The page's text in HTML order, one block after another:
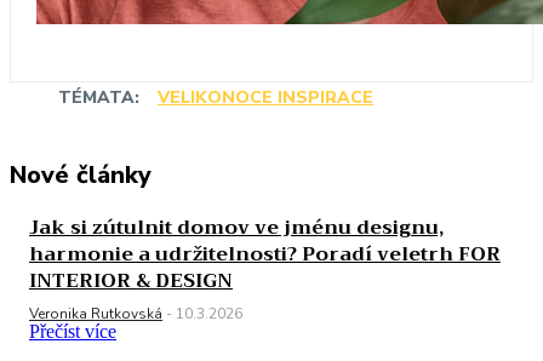
TÉMATA: VELIKONOCE INSPIRACE
Nové články
Jak si zútulnit domov ve jménu designu,
harmonie a udržitelnosti? Poradí veletrh FOR
INTERIOR & DESIGN
Veronika Rutkovská - 10.3.2026
Přečíst více